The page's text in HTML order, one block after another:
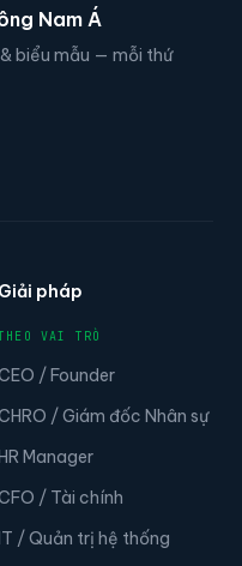
Nam Á
biểu mẫu — mỗi thứ
Giải pháp
VAI TRÒ
/ Founder
/ Giám đốc Nhân sự
Manager
/ Tài chính
/ Quản trị hệ thống